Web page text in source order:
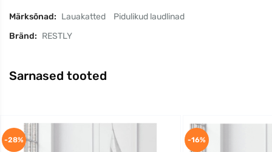
Märksõnad: Lauakatted
Pidulikud laudlinad
Bränd: RESTLY
Sarnased tooted
-28% -16%